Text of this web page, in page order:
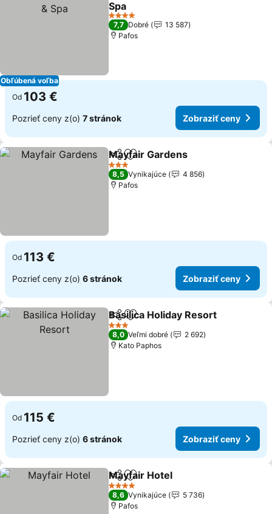
Obľúbená voľba
Spa
4 Počet hviezdičiek
7,7 Dobré
13 587
Pafos
Od 103 €
Pozrieť ceny z(o) 7 stránok Zobraziť ceny
ZdieľaťPridať do obľúbených
Mayfair Gardens
3 Počet hviezdičiek
8,5 Vynikajúce
4 856
Pafos
Od 113 €
Pozrieť ceny z(o) 6 stránok Zobraziť ceny
ZdieľaťPridať do obľúbených
Basilica Holiday Resort
3 Počet hviezdičiek
8,0 Veľmi dobré
2 692
Kato Paphos
Od 115 €
Pozrieť ceny z(o) 6 stránok Zobraziť ceny
ZdieľaťPridať do obľúbených
Mayfair Hotel
4 Počet hviezdičiek
8,6 Vynikajúce
5 736
Pafos